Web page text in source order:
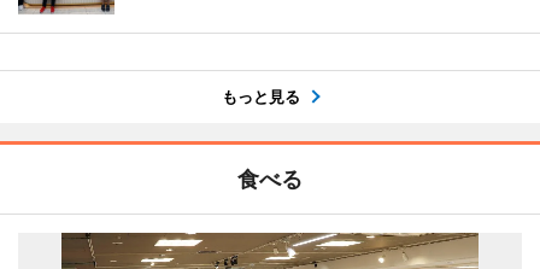
もっと見る
食べる